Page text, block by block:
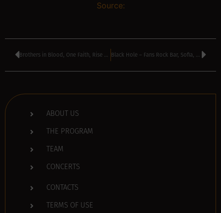
Source:
Brothers in Blood, One Faith, Rise Up – Area 51 Club, Varna, Bulgaria Black Hole – Fans Rock Bar, Sofia, Bulgaria
ABOUT US
THE PROGRAM
TEAM
CONCERTS
CONTACTS
TERMS OF USE